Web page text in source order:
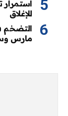
للإغلاق
التضخم
مارس